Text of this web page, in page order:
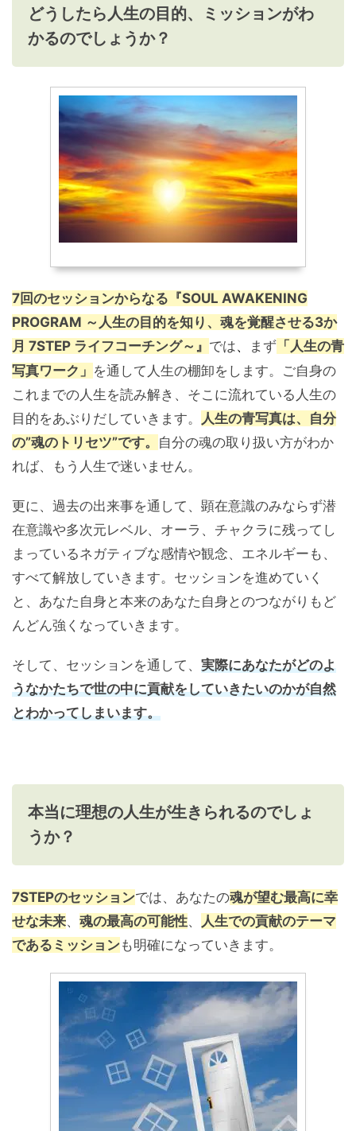
どうしたら人生の目的、ミッションがわ
かるのでしょうか？
7回のセッションからなる『SOUL AWAKENING
PROGRAM ～人生の目的を知り、魂を覚醒させる3か
月 7STEP ライフコーチング～』 では、 まず 「人生の青
写真ワーク」 を通して人生の棚卸をします。ご自身の
これまでの人生を読み解き、そこに流れている人生の
目的をあぶりだしていきます。 人生の青写真は、自分
の”魂のトリセツ”です。 自分の魂の取り扱い方がわか
れば、もう人生で迷いません。
更に、過去の出来事を通して、顕在意識のみならず潜
在意識や多次元レベル、オーラ、チャクラに残ってし
まっているネガティブな感情や観念、エネルギーも、
すべて解放していきます。セッションを進めていく
と、あなた自身と本来のあなた自身とのつながりもど
んどん強くなっていきます。
そして、セッションを通して、 実際にあなたがどのよ
うなかたちで世の中に貢献をしていきたいのかが自然
とわかってしまいます。
本当に理想の人生が生きられるのでしょ
うか？
7STEPのセッションでは、あなたの魂が望む最高に幸
せな未来、 魂の最高の可能性、 人生での貢献のテーマ
であるミッションも明確になっていきます。